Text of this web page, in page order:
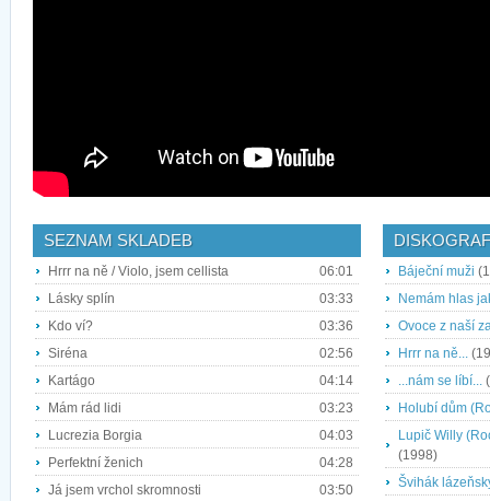
SEZNAM SKLADEB
Hrrr na ně / Violo, jsem cellista
06:01
Lásky splín
03:33
Kdo ví?
03:36
Siréna
02:56
Kartágo
04:14
Mám rád lidi
03:23
Lucrezia Borgia
04:03
Perfektní ženich
04:28
Já jsem vrchol skromnosti
03:50
Báječní muži
Nemám hlas
Ovoce z naší
Hrrr na ně...
...nám se líbí...
Holubí dům
Lupič Willy
(1998)
Švihák